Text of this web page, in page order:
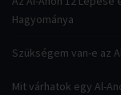
Hagyománya
Szükségem van-e az
Mit várhatok egy Al-